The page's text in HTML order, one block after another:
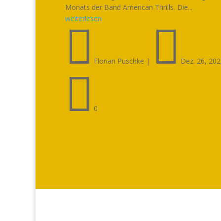
Monats der Band American Thrills. Die...
weiterlesen
 Florian Puschke |  Dez. 26,
 0